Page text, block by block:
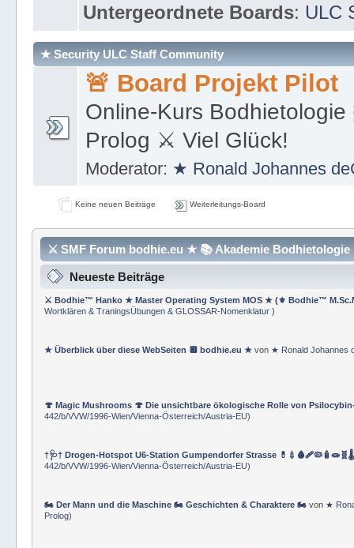
Untergeordnete Boards: ULC
★ Security ULC Staff Community
🚨 Board Projekt Pilot
Online-Kurs
Prolog ⚔ Viel Glück!
Moderator: ★ Ronald Johannes
Keine neuen Beiträge Weiterleitungs-Board
⚔ SMF Forum bodhie.eu ★ 📚 Akademie
Neueste Beiträge
⚔ Bodhie™ Hanko ★ Master Operating System MOS ★ (⚜ Bodhie™
Wortklären & TraningsÜbungen & GLOSSAR-Nomenklatur)
★ Überblick über diese WebSeiten 🔲 bodhie.eu ★ von ★ Ronald Johannes
🍄 Magic Mushrooms 🍄 Die unsichtbare ökologische Rolle von
442/b/VVW/1996-Wien/Vienna-Österreich/Austria-EU)
†🩺† Drogen-Hotspot U6-Station Gumpendorfer Strasse
442/b/VVW/1996-Wien/Vienna-Österreich/Austria-EU)
🏍 Der Mann und die Maschine 🏍 Geschichten & Charaktere 🏍 von ★
Prolog)